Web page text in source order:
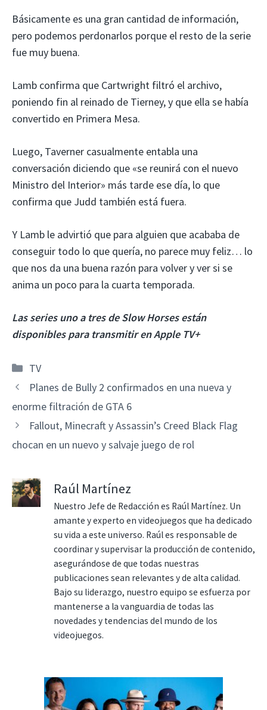
Básicamente es una gran cantidad de información,
pero podemos perdonarlos porque el resto de la serie
fue muy buena.
Lamb confirma que Cartwright filtró el archivo,
poniendo fin al reinado de Tierney, y que ella se había
convertido en Primera Mesa.
Luego, Taverner casualmente entabla una
conversación diciendo que «se reunirá con el nuevo
Ministro del Interior» más tarde ese día, lo que
confirma que Judd también está fuera.
Y Lamb le advirtió que para alguien que acababa de
conseguir todo lo que quería, no parece muy feliz… lo
que nos da una buena razón para volver y ver si se
anima un poco para la cuarta temporada.
Las series uno a tres de Slow Horses están
disponibles para transmitir en Apple TV+
Categorías
TV
Planes de Bully 2 confirmados en una nueva y
enorme filtración de GTA 6
Fallout, Minecraft y Assassin’s Creed Black Flag
chocan en un nuevo y salvaje juego de rol
Raúl Martínez
Nuestro Jefe de Redacción es Raúl Martínez. Un
amante y experto en videojuegos que ha dedicado
su vida a este universo. Raúl es responsable de
coordinar y supervisar la producción de contenido,
asegurándose de que todas nuestras
publicaciones sean relevantes y de alta calidad.
Bajo su liderazgo, nuestro equipo se esfuerza por
mantenerse a la vanguardia de todas las
novedades y tendencias del mundo de los
videojuegos.